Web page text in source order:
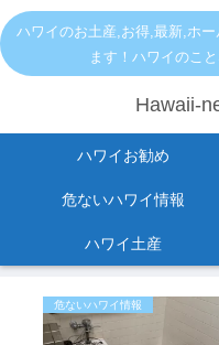
ハワイのお土産,お得,最新,ホ
ます！ハワイのこ
Hawaii-
ハワイお勧め
危ないハワイ情報
ハワイ土産
危ないハワイ情報